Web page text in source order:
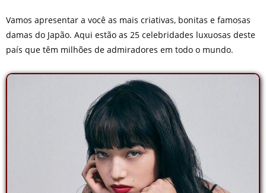
Vamos apresentar a você as mais criativas, bonitas e famosas
damas do Japão. Aqui estão as 25 celebridades luxuosas deste
país que têm milhões de admiradores em todo o mundo.